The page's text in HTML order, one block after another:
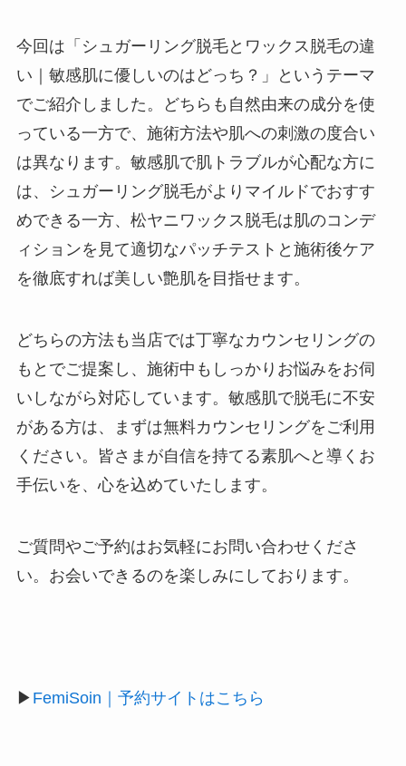
今回は「シュガーリング脱毛とワックス脱毛の違
い｜敏感肌に優しいのはどっち？」というテーマ
でご紹介しました。どちらも自然由来の成分を使
っている一方で、施術方法や肌への刺激の度合い
は異なります。敏感肌で肌トラブルが心配な方に
は、シュガーリング脱毛がよりマイルドでおすす
めできる一方、松ヤニワックス脱毛は肌のコンデ
ィションを見て適切なパッチテストと施術後ケア
を徹底すれば美しい艶肌を目指せます。
どちらの方法も当店では丁寧なカウンセリングの
もとでご提案し、施術中もしっかりお悩みをお伺
いしながら対応しています。敏感肌で脱毛に不安
がある方は、まずは無料カウンセリングをご利用
ください。皆さまが自信を持てる素肌へと導くお
手伝いを、心を込めていたします。
ご質問やご予約はお気軽にお問い合わせくださ
い。お会いできるのを楽しみにしております。
▶ FemiSoin｜予約サイトはこちら